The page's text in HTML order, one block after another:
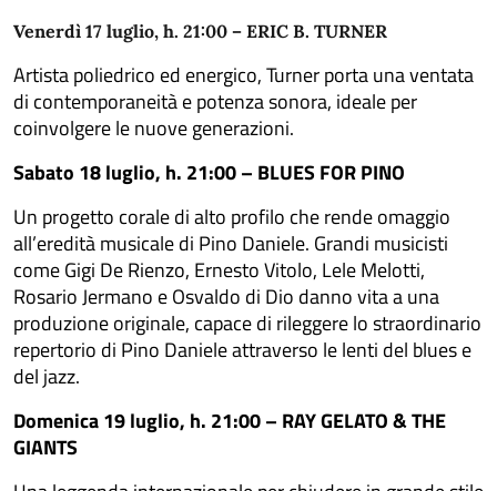
Venerdì 17 luglio, h. 21:00 – ERIC B. TURNER
Artista poliedrico ed energico, Turner porta una ventata
di contemporaneità e potenza sonora, ideale per
coinvolgere le nuove generazioni.
Sabato 18 luglio, h. 21:00 – BLUES FOR PINO
Un progetto corale di alto profilo che rende omaggio
all’eredità musicale di Pino Daniele. Grandi musicisti
come Gigi De Rienzo, Ernesto Vitolo, Lele Melotti,
Rosario Jermano e Osvaldo di Dio danno vita a una
produzione originale, capace di rileggere lo straordinario
repertorio di Pino Daniele attraverso le lenti del blues e
del jazz.
Domenica 19 luglio, h. 21:00 – RAY GELATO & THE
GIANTS